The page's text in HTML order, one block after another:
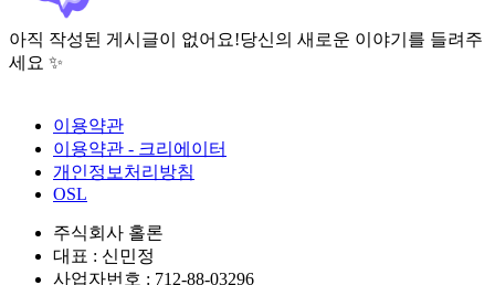
아직 작성된 게시글이 없어요!당신의 새로운 이야기를 들려주
세요 ✨
이용약관
이용약관 - 크리에이터
개인정보처리방침
OSL
주식회사 홀론
대표 : 신민정
사업자번호 : 712-88-03296